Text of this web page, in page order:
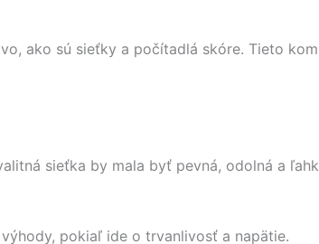
ako sú sieťky a počítadlá skóre. Tieto
sieťka by mala byť pevná, odolná a
pokiaľ ide o trvanlivosť a napätie.